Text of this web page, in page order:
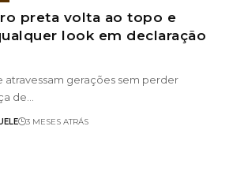
preta volta ao topo e
look em declaração
atravessam gerações sem perder
de…
3 MESES ATRÁS